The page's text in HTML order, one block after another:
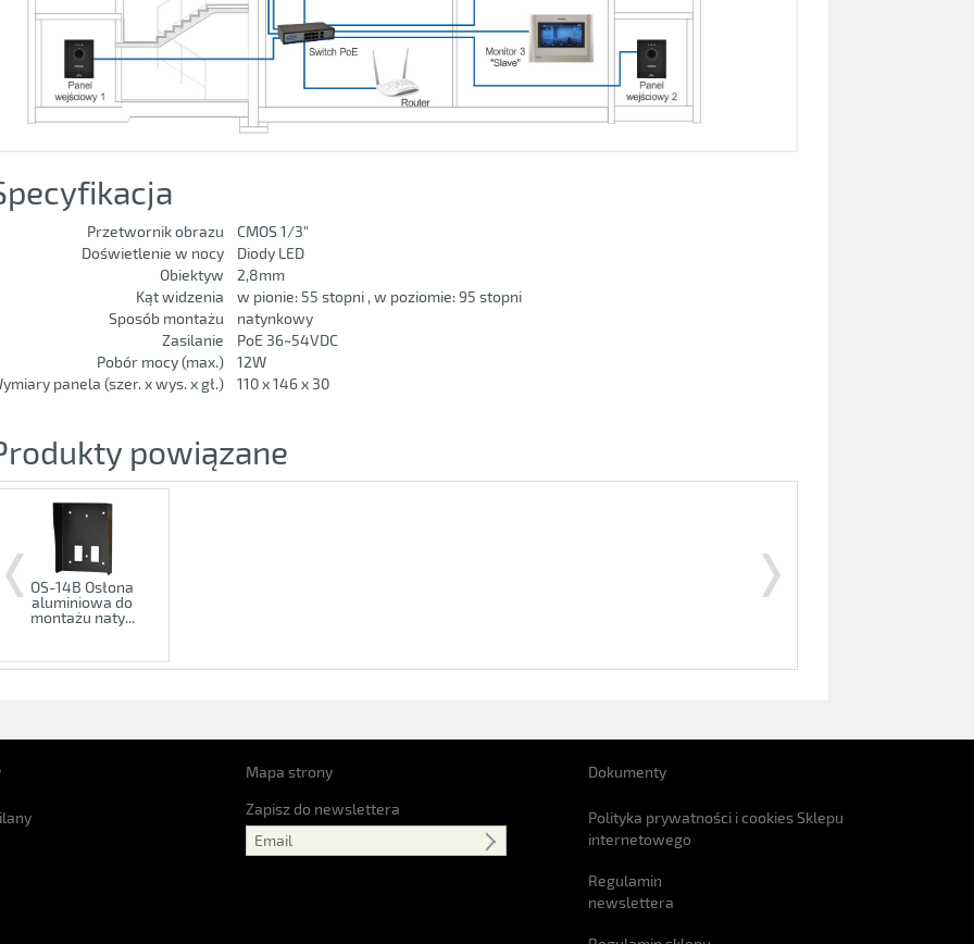
Przetwornik obrazu
CMOS 1/3"
Doświetlenie w nocy
Diody LED
Obiektyw
2,8mm
Kąt widzenia
w pionie: 55 stopni , w poziomie: 95 stopni
Sposób montażu
natynkowy
Zasilanie
PoE 36~54VDC
Pobór mocy (max.)
12W
panela (szer. x wys. x gł.)
110 x 146 x 30
powiązane
OS-14B Osłona
aluminiowa do
montażu naty...
Mapa strony
Zapisz do newslettera
Dokumenty
Polityka prywatności i cookies Sklepu
internetowego
Regulamin
newslettera